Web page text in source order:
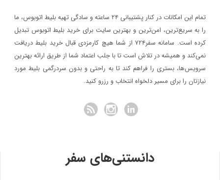
تمام این امکانات در کنار پشتیبانی‌ ۲۴ ساعته و سادگی تهیه بلیط اتوبوس، ما
را به سریع‌ترین، امن‌ترین و بهترین سایت برای خرید بلیط اتوبوس تبدیل
کرده است. سامانه سفر۷۲۴ از شما هیچ کارمزدی قبال خرید بلیط دریافت
نمی‌کند و همیشه در تلاش است تا با جلب اعتماد شما از طریق ارائه بهترین
سرویس‌ها، بستری را فراهم کند تا به راحتی و بدون سردرگمی بلیط مورد
نیازتان را برای مسیر دلخواه انتخاب و رزرو کنید.
دانستنی‌های سفر